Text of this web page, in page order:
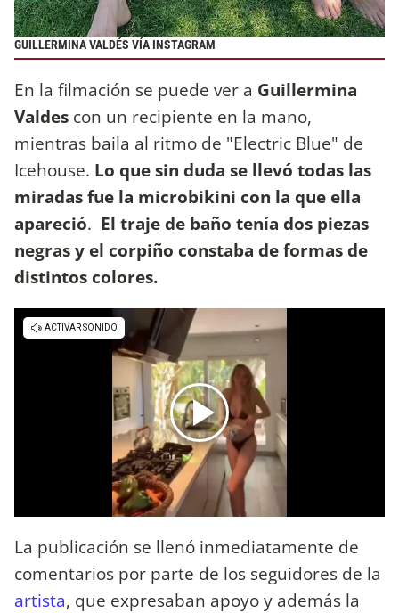
GUILLERMINA VALDÉS VÍA INSTAGRAM
En la filmación se puede ver a Guillermina
Valdes con un recipiente en la mano,
mientras baila al ritmo de "Electric Blue" de
Icehouse. Lo que sin duda se llevó todas las
miradas fue la microbikini con la que ella
apareció. El traje de baño tenía dos piezas
negras y el corpiño constaba de formas de
distintos colores.
La publicación se llenó inmediatamente de
comentarios por parte de los seguidores de la
artista, que expresaban apoyo y además la